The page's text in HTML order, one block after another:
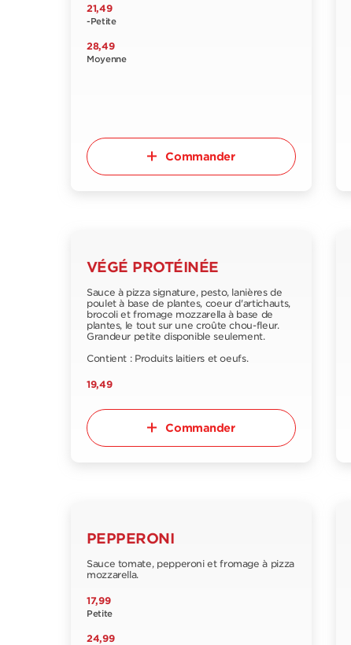
21,49
-Petite
28,49
Moyenne
Commander
VÉGÉ PROTÉINÉE
Sauce à pizza signature, pesto, lanières de
poulet à base de plantes, coeur d'artichauts,
brocoli et fromage mozzarella à base de
plantes, le tout sur une croûte chou-fleur.
Grandeur petite disponible seulement.
Contient : Produits laitiers et oeufs.
19,49
Commander
PEPPERONI
Sauce tomate, pepperoni et fromage à pizza
mozzarella.
17,99
Petite
24,99